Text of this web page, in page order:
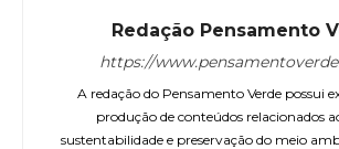
Redação Pensamento
https://
A redação do Pensamento Verde possui
produção de conteúdos relacionados
sustentabilidade e preservação do meio